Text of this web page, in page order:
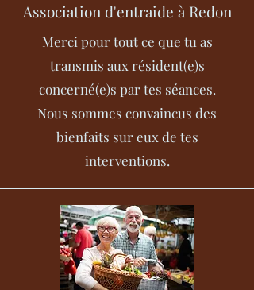
Association d'entraide à Redon
Merci pour tout ce que tu as
transmis aux résident(e)s
concerné(e)s par tes séances.
Nous sommes convaincus des
bienfaits sur eux de tes
interventions.